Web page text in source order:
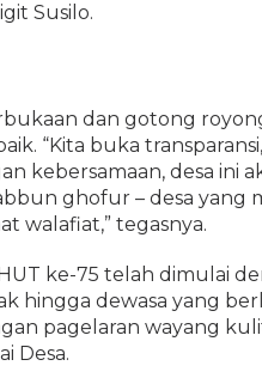
Susilo.
dan gotong
“Kita buka
kebersamaan, desa ini
ghofur – desa yang
walafiat,” tegasnya.
ke-75 telah dimulai
hingga dewasa yang
pagelaran wayang
Desa.